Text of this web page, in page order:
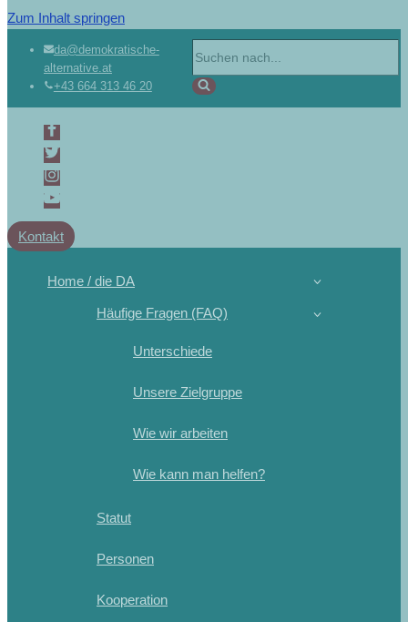
Zum Inhalt springen
da@demokratische-
alternative.at
+43 664 313 46 20
Kontakt
Home / die DA
Häufige Fragen (FAQ)
Unterschiede
Unsere Zielgruppe
Wie wir arbeiten
Wie kann man helfen?
Statut
Personen
Kooperation